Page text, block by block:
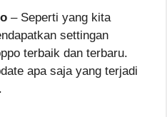
– Seperti yang kita
settingan
terbaik dan terbaru.
apa saja yang terjadi